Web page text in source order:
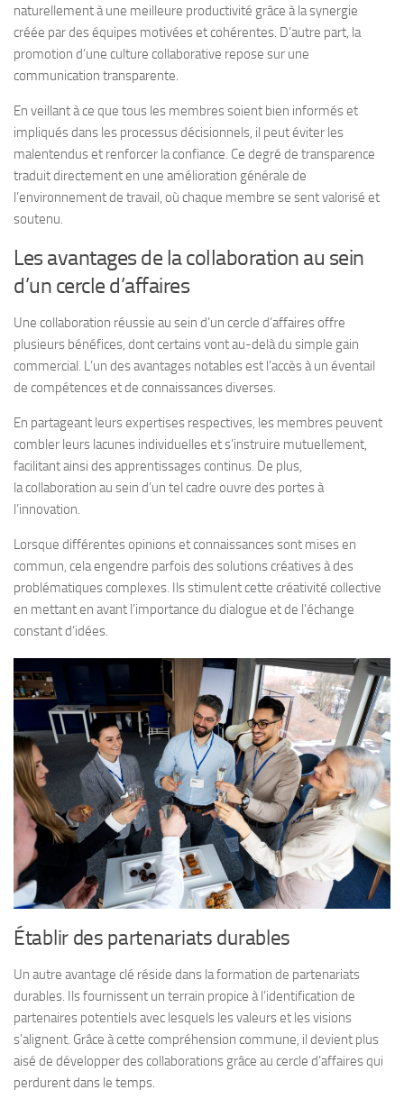
naturellement à une meilleure productivité grâce à la synergie
créée par des équipes motivées et cohérentes. D’autre part, la
promotion d’une culture collaborative repose sur une
communication transparente.
En veillant à ce que tous les membres soient bien informés et
impliqués dans les processus décisionnels, il peut éviter les
malentendus et renforcer la confiance. Ce degré de transparence
traduit directement en une amélioration générale de
l’environnement de travail, où chaque membre se sent valorisé et
soutenu.
Les avantages de la collaboration au sein
d’un cercle d’affaires
Une collaboration réussie au sein d’un cercle d’affaires offre
plusieurs bénéfices, dont certains vont au-delà du simple gain
commercial. L’un des avantages notables est l’accès à un éventail
de compétences et de connaissances diverses.
En partageant leurs expertises respectives, les membres peuvent
combler leurs lacunes individuelles et s’instruire mutuellement,
facilitant ainsi des apprentissages continus. De plus,
la collaboration au sein d’un tel cadre ouvre des portes à
l’innovation.
Lorsque différentes opinions et connaissances sont mises en
commun, cela engendre parfois des solutions créatives à des
problématiques complexes. Ils stimulent cette créativité collective
en mettant en avant l’importance du dialogue et de l’échange
constant d’idées.
Établir des partenariats durables
Un autre avantage clé réside dans la formation de partenariats
durables. Ils fournissent un terrain propice à l’identification de
partenaires potentiels avec lesquels les valeurs et les visions
s’alignent. Grâce à cette compréhension commune, il devient plus
aisé de développer des collaborations grâce au cercle d’affaires qui
perdurent dans le temps.